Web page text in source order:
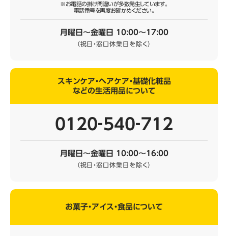
※お電話の掛け間違いが多数発生しています。
電話番号を再度お確かめください。
月曜日～金曜日 10:00～17:00
（祝日・窓口休業日を除く）
スキンケア・ヘアケア・基礎化粧品
などの生活用品について
0120‐540‐712
月曜日～金曜日 10:00～16:00
（祝日・窓口休業日を除く）
お菓子・アイス・食品について